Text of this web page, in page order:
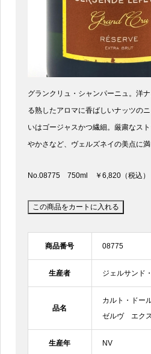
グランクリュ・シャンパーニュ。洋
る熟したアロマに香ばしいナッツの
いはゴージャスかつ繊細。厳粛なス
やかさなど、ヴェルズネイの美点に満
No.08775 750ml ￥6,820（税込）
商品番号 08775
生産者 ジェルサンド
品名
カルト・ド
ゼルヴ エク
生産年 NV